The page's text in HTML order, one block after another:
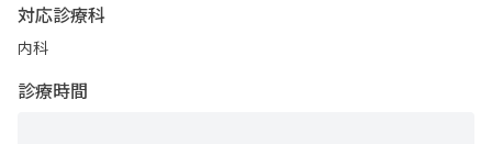
対応診療科
内科
診療時間